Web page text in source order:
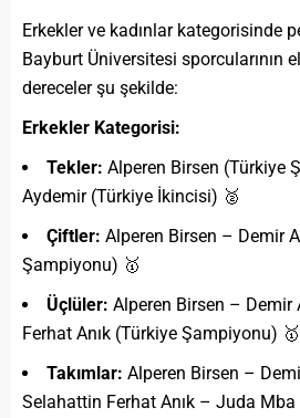
Erkekler ve kadınlar kategorisinde
Bayburt Üniversitesi sporcularının
dereceler şu şekilde:
Erkekler Kategorisi:
Tekler: Alperen Birsen (Türkiye
Aydemir (Türkiye İkincisi) 🥈
Çiftler: Alperen Birsen – Demir
Şampiyonu) 🥇
Üçlüler: Alperen Birsen –
Ferhat Anık (Türkiye Şampiyonu) 🥇
Takımlar: Alperen Birsen –
Selahattin Ferhat Anık – Juda